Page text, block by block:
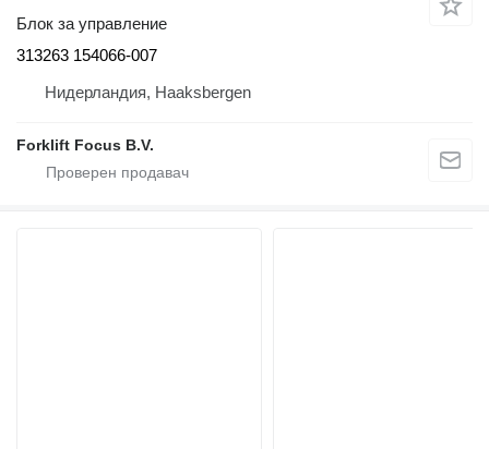
Блок за управление
313263 154066-007
Нидерландия, Haaksbergen
Forklift Focus B.V.